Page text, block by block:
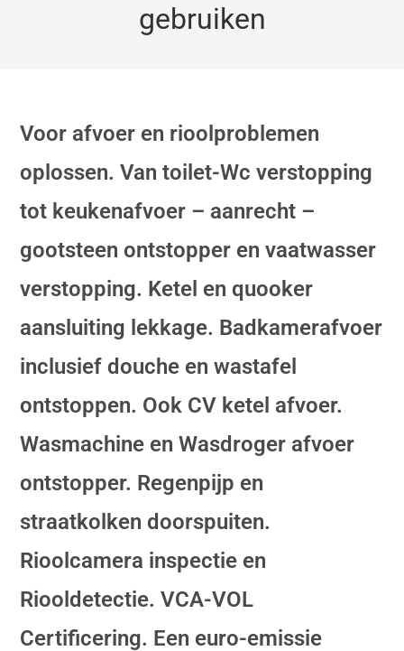
gebruiken
Voor afvoer en rioolproblemen
oplossen. Van toilet-Wc verstopping
tot keukenafvoer – aanrecht –
gootsteen ontstopper en vaatwasser
verstopping. Ketel en quooker
aansluiting lekkage. Badkamerafvoer
inclusief douche en wastafel
ontstoppen. Ook CV ketel afvoer.
Wasmachine en Wasdroger afvoer
ontstopper. Regenpijp en
straatkolken doorspuiten.
Rioolcamera inspectie en
Riooldetectie. VCA-VOL
Certificering. Een euro-emissie